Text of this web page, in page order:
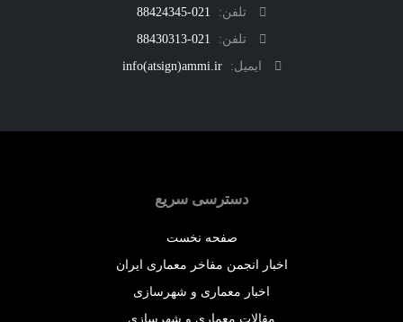
تلفن:
021-88424345
تلفن:
021-88430313
ایمیل:
info(atsign)ammi.ir
دسترسی سریع
صفحه نخست
اخبار انجمن مفاخر معماری ایران
اخبار معماری و شهرسازی
مقالات معماری و شهرسازی